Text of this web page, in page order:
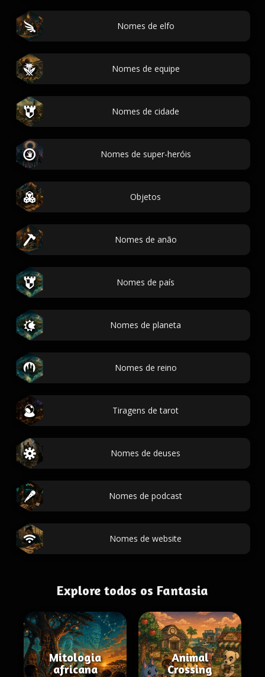
Nomes de elfo
Nomes de equipe
Nomes de cidade
Nomes de super-heróis
Objetos
Nomes de anão
Nomes de país
Nomes de planeta
Nomes de reino
Tiragens de tarot
Nomes de deuses
Nomes de podcast
Nomes de website
Explore todos os Fantasia
Mitologia
africana
Animal
Crossing